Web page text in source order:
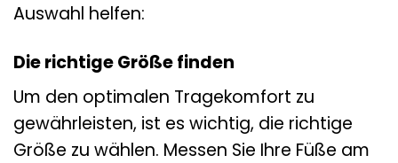
Auswahl helfen:
Die richtige Größe finden
Um den optimalen Tragekomfort zu
gewährleisten, ist es wichtig, die richtige
Größe zu wählen. Messen Sie Ihre Füße am